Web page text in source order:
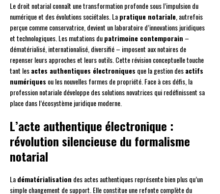
Le droit notarial connaît une transformation profonde sous l’impulsion du
numérique et des évolutions sociétales. Lapratique notariale, autrefois
perçue comme conservatrice, devient un laboratoire d’innovations juridiques
et technologiques. Les mutations dupatrimoine contemporain –
dématérialisé, internationalisé, diversifié – imposent aux notaires de
repenser leurs approches et leurs outils. Cette révision conceptuelle touche
tant lesactes authentiques électroniques que la gestion desactifs
numériques ou les nouvelles formes de propriété. Face à ces défis, la
profession notariale développe des solutions novatrices qui redéfinissent sa
place dans l’écosystème juridique moderne.
L’acte authentique électronique :
révolution silencieuse du formalisme
notarial
Ladématérialisation des actes authentiques représente bien plus qu’un
simple changement de support. Elle constitue une refonte complète du